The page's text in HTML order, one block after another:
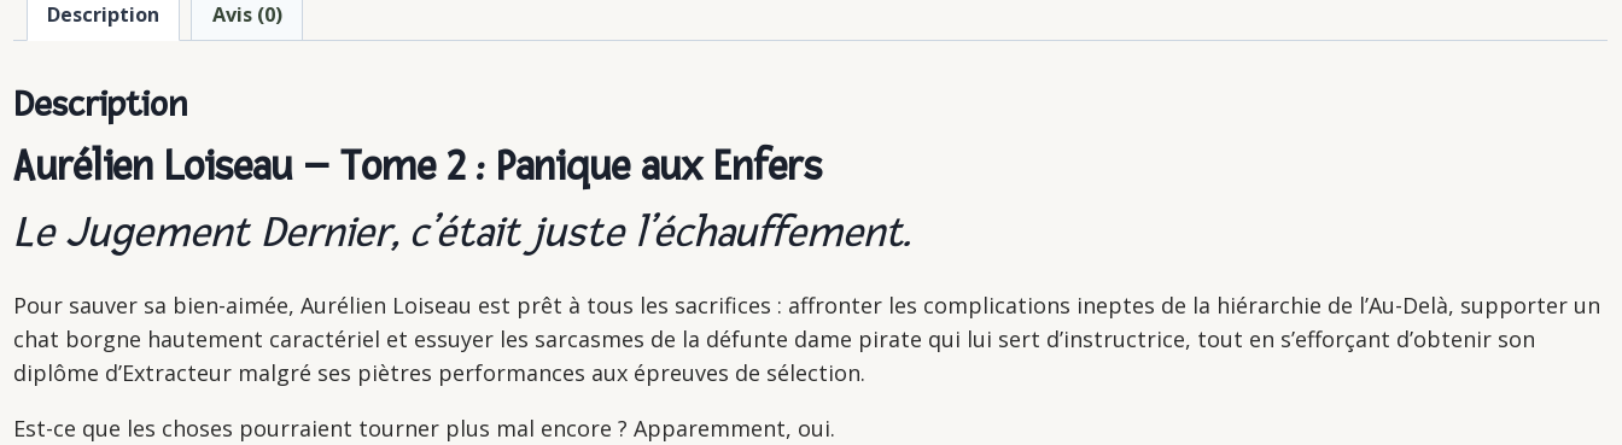
aux
Description Avis (0)
Description
Aurélien Loiseau – Tome 2 : Panique aux Enfers
Le Jugement Dernier, c’était juste l’échauffement.
Pour sauver sa bien-aimée, Aurélien Loiseau est prêt à tous les sacrifices : affronter les complications ineptes de la hiérarchie de l’Au-Delà, supporter un
chat borgne hautement caractériel et essuyer les sarcasmes de la défunte dame pirate qui lui sert d’instructrice, tout en s’efforçant d’obtenir son
diplôme d’Extracteur malgré ses piètres performances aux épreuves de sélection.
Est-ce que les choses pourraient tourner plus mal encore ? Apparemment, oui.